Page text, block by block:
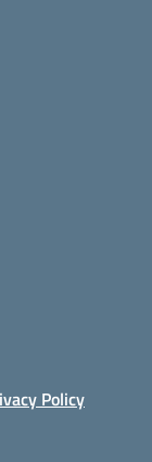
Policy